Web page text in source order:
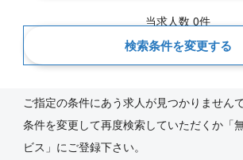
当求人数 0件
検索条件を変更する
ご指定の条件にあう求人が見つかりませんで
条件を変更して再度検索していただくか「
ビス」にご登録下さい。